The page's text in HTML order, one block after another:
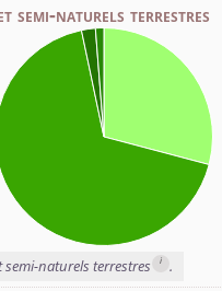
semi-naturels terrestres
semi-naturels terrestres i .